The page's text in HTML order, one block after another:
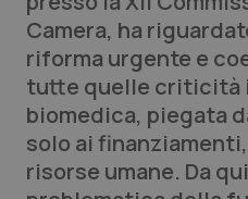
Professionisti Sanitari.AI
Abruzzo
Basilicata
QS Pro Gold
Artrite & artrosi
QS Club Newsletter
Camera, ha
riforma urgente e
tutte quelle criticità
biomedica, piegata
solo ai
risorse umane. Da